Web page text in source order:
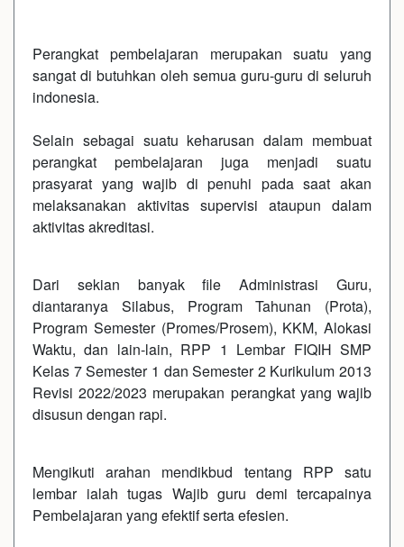
Perangkat pembelajaran merupakan suatu yang
sangat di butuhkan oleh semua guru-guru di seluruh
indonesia.
Selain sebagai suatu keharusan dalam membuat
perangkat pembelajaran juga menjadi suatu
prasyarat yang wajib di penuhi pada saat akan
melaksanakan aktivitas supervisi ataupun dalam
aktivitas akreditasi.
Dari sekian banyak file Administrasi Guru,
diantaranya Silabus, Program Tahunan (Prota),
Program Semester (Promes/Prosem), KKM, Alokasi
Waktu, dan lain-lain, RPP 1 Lembar FIQIH SMP
Kelas 7 Semester 1 dan Semester 2 Kurikulum 2013
Revisi 2022/2023 merupakan perangkat yang wajib
disusun dengan rapi.
Mengikuti arahan mendikbud tentang RPP satu
lembar ialah tugas Wajib guru demi tercapainya
Pembelajaran yang efektif serta efesien.